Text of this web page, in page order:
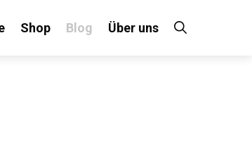
Shop Blog Über uns